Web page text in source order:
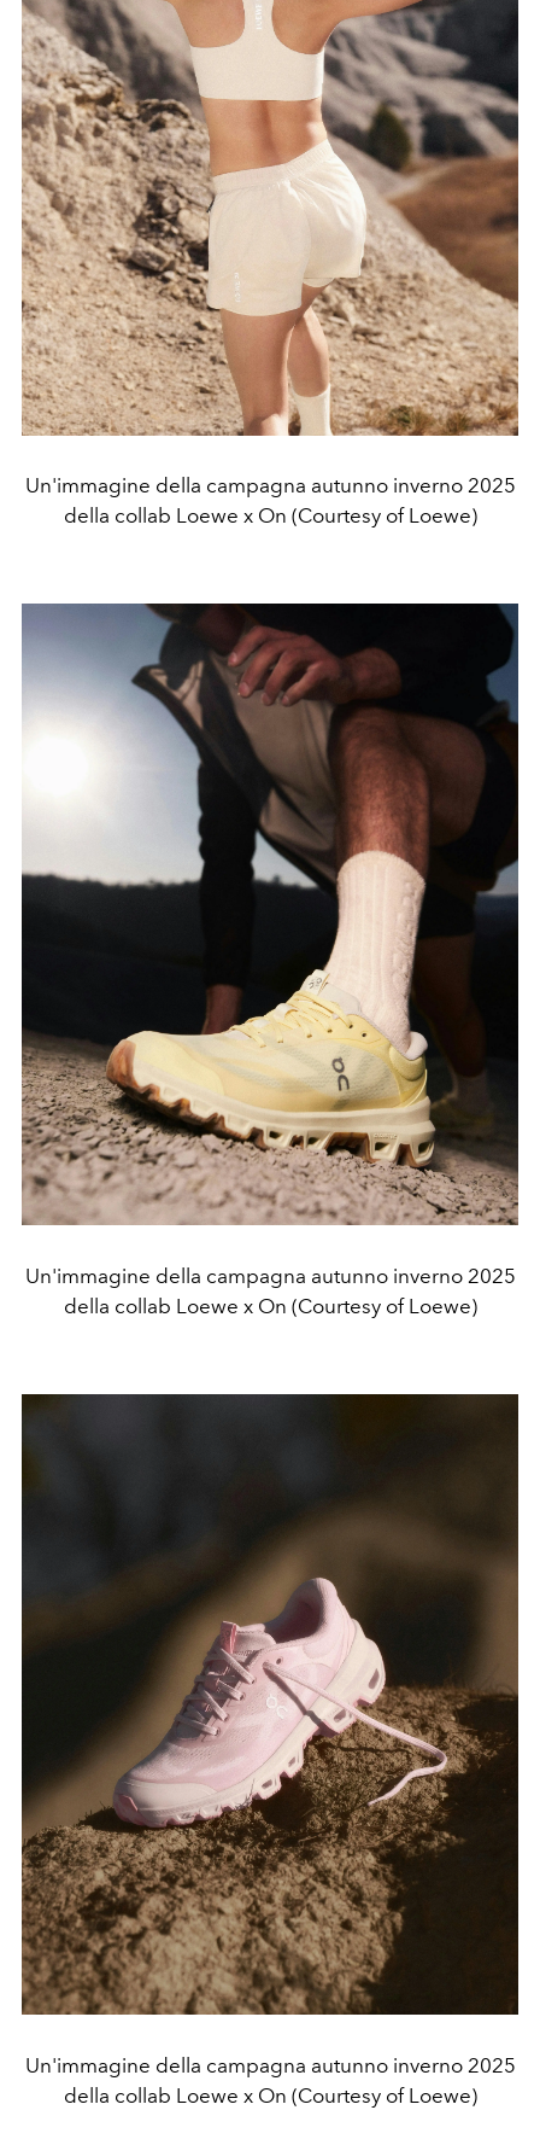
Un'immagine della campagna autunno inverno 2025
della collab Loewe x On (Courtesy of Loewe)
Un'immagine della campagna autunno inverno 2025
della collab Loewe x On (Courtesy of Loewe)
Un'immagine della campagna autunno inverno 2025
della collab Loewe x On (Courtesy of Loewe)